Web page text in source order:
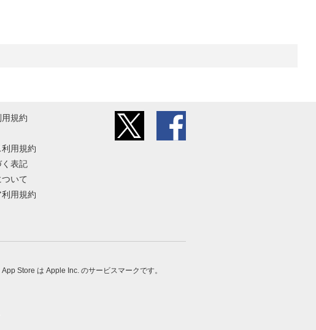
規約
用規約
表記
いて
用規約
Store は Apple Inc. のサービスマークです。